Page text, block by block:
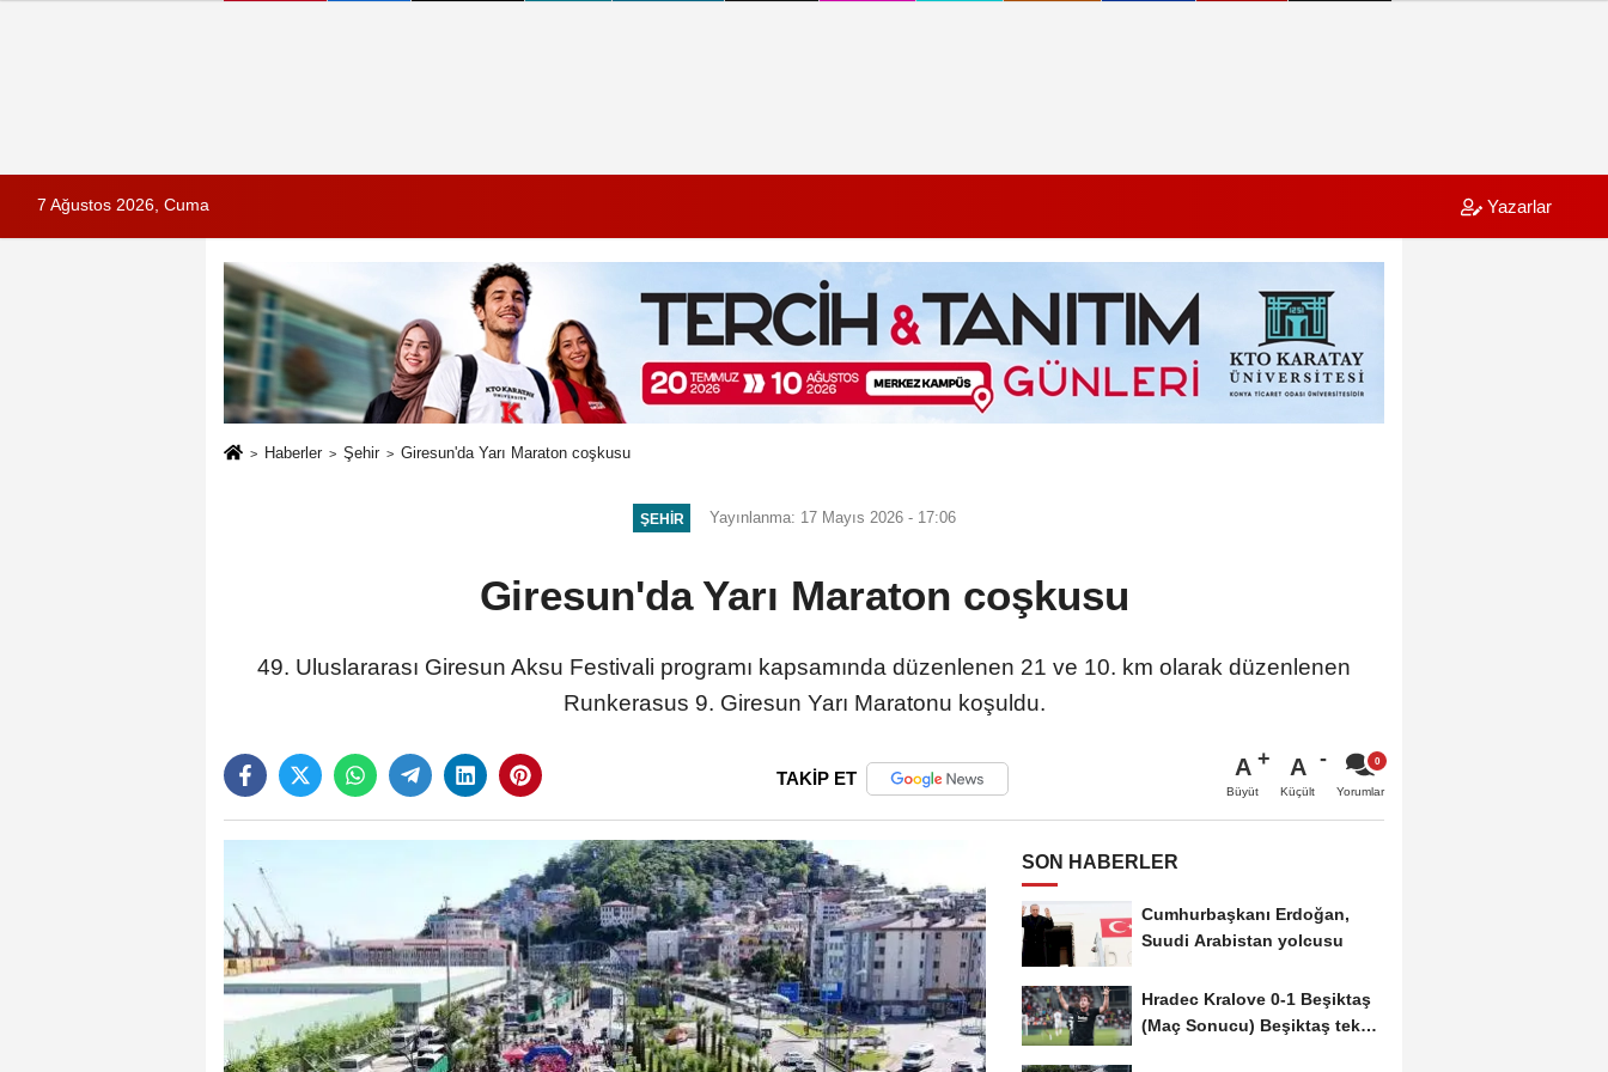
7 Ağustos 2026, Cuma Yazarlar
Haberler Şehir Giresun'da Yarı Maraton coşkusu
ŞEHIR Yayınlanma: 17 Mayıs 2026 - 17:06
Giresun'da Yarı Maraton coşkusu
49. Uluslararası Giresun Aksu Festivali programı kapsamında düzenlenen 21 ve 10. km olarak düzenlenen
Runkerasus 9. Giresun Yarı Maratonu koşuldu.
TAKİP ET A
Büyüt
A
Küçült Yorumlar
SON HABERLER
Cumhurbaşkanı Erdoğan,
Suudi Arabistan yolcusu
Hradec Kralove 0-1 Beşiktaş
(Maç Sonucu) Beşiktaş tek